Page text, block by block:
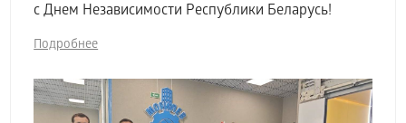
с Днем Независимости Республики Беларусь!
Подробнее